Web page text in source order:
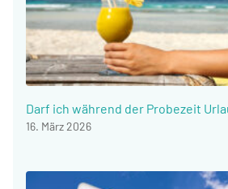
Darf ich während der Probezeit
16. März 2026